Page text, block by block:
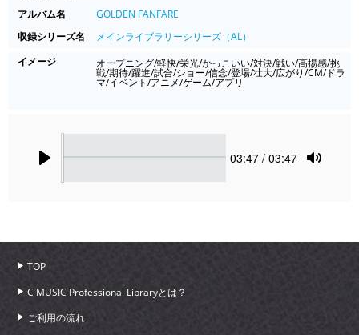
アルバム名
GOLDEN FANFARE
収録シリーズ名
メインライブラリーシリーズ（AL）
イメージ
オープニング/軽快/栄光/かっこいい/対決/戦い/高揚感/挑
戦/期待/躍進/試合/ショー/信念/登場/壮大/広がり/CM/ドラ
マ/イベント/アニメ/ゲーム/アプリ
Current
03:47 / 03:47
TOP
C MUSIC Professional Libraryとは？
ご利用の流れ